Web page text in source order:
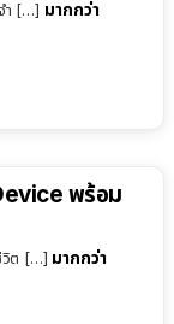
ำ […] มากกว่า
พร้อม
วิต […] มากกว่า